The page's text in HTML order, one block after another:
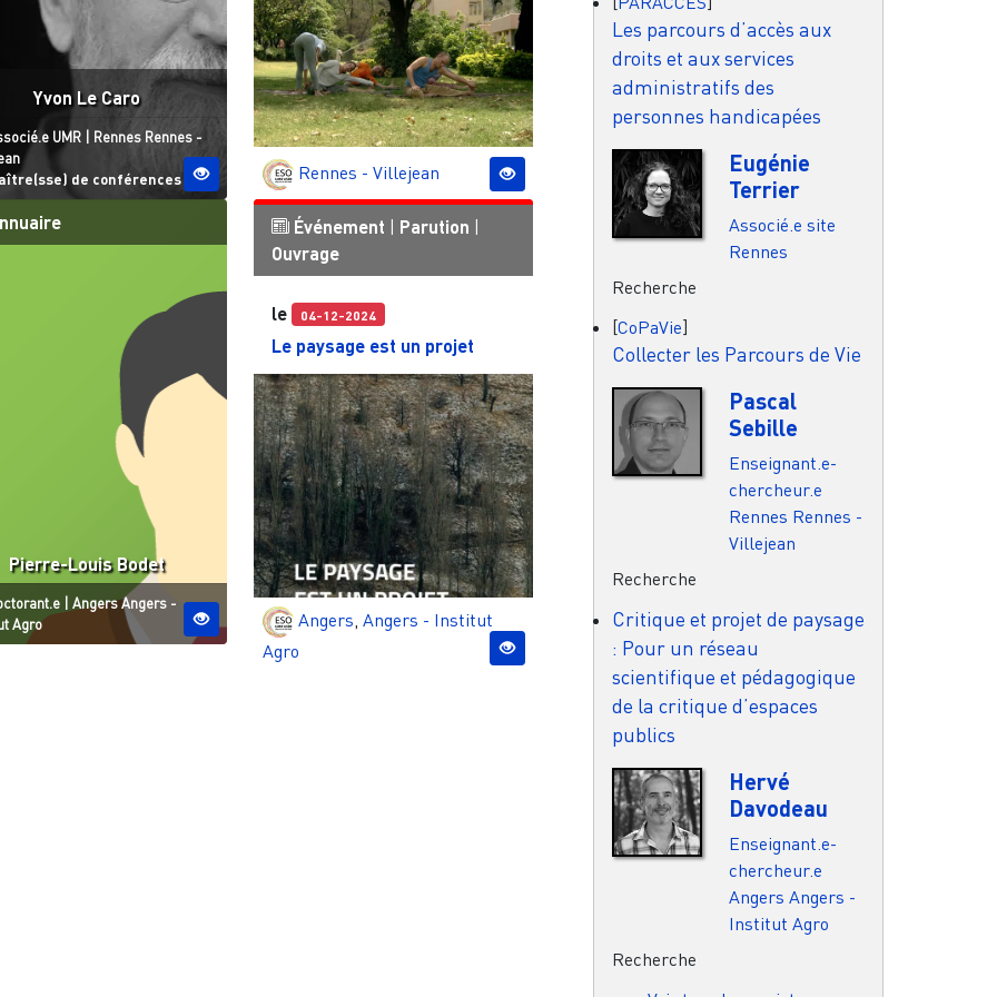
Yvon Le Caro
UMR | Site ESO
Rennes Rennes -
de conférences
Rennes - Villejean
Pierre-Louis Bodet
| Site ESO
AngersAngers -
Agro
Événement | Parution |
Ouvrage
le 04-12-2024
Le paysage est un projet
Angers Angers - Institut
Agro
Les parcours d’accès aux
droits et aux services
administratifs des
personnes handicapées
Eugénie
Terrier
Associé.e site
Rennes
Recherche
[CoPaVie]
Collecter les Parcours de Vie
Pascal
Sebille
Enseignant.e-
chercheur.e
Rennes Rennes -
Villejean
Recherche
Critique et projet de paysage
: Pour un réseau
scientifique et pédagogique
de la critique d’espaces
publics
Hervé
Davodeau
Enseignant.e-
chercheur.e
Angers Angers -
Institut Agro
Recherche